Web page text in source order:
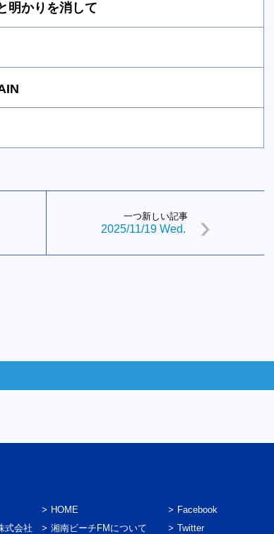
かりを消して
一つ新しい記事
2025/11/19 Wed.
式会社
HOME
湘南ビーチFMについて
Facebook
Twitter